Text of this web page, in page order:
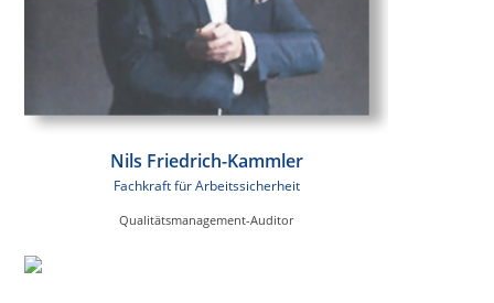
Nils Friedrich-Kammler
Fachkraft für Arbeitssicherheit
Qualitätsmanagement-Auditor